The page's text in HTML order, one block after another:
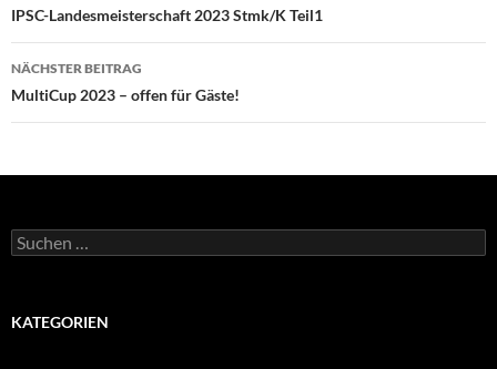
IPSC-Landesmeisterschaft 2023 Stmk/K Teil1
NÄCHSTER BEITRAG
MultiCup 2023 – offen für Gäste!
Suchen
nach:
KATEGORIEN